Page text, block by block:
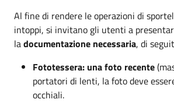
Al fine di rendere le operazioni di
intoppi, si invitano gli utenti a
ladocumentazione necessaria, di
Fototessera: una foto recente
portatori di lenti, la foto deve
occhiali.